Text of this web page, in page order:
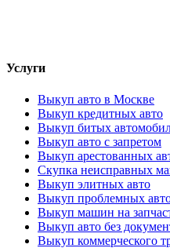
Услуги
Выкуп авто в Москве
Выкуп кредитных авто
Выкуп битых
Выкуп авто с запретом
Выкуп арестованных
Скупка неисправных
Выкуп элитных авто
Выкуп проблемных
Выкуп машин на
Выкуп авто без
Выкуп коммерческого